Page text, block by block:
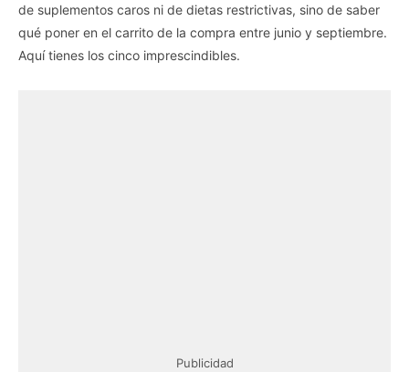
de suplementos caros ni de dietas restrictivas, sino de saber
qué poner en el carrito de la compra entre junio y septiembre.
Aquí tienes los cinco imprescindibles.
Publicidad